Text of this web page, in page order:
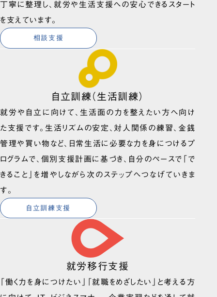
丁寧に整理し、就労や生活支援への安心できるスタート
を支えています。
相談支援
自立訓練（生活訓練）
就労や自立に向けて、生活面の力を整えたい方へ向け
た支援です。生活リズムの安定、対人関係の練習、金銭
管理や買い物など、日常生活に必要な力を身につけるプ
ログラムで、個別支援計画に基づき、自分のペースで「で
きること」を増やしながら次のステップへつなげていきま
す。
自立訓練支援
就労移行支援
「働く力を身につけたい」「就職をめざしたい」と考える方